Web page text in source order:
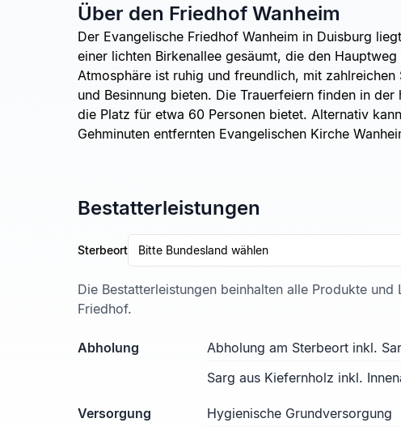
Über den Friedhof Wanheim
Der Evangelische Friedhof Wanheim in Duisburg
einer lichten Birkenallee gesäumt, die den
Atmosphäre ist ruhig und freundlich, mit
und Besinnung bieten. Die Trauerfeiern finden in
die Platz für etwa 60 Personen bietet. Alternativ
Gehminuten entfernten Evangelischen Kirche
Bestatterleistungen
Sterbeort Bitte Bundesland wählen
Die Bestatterleistungen beinhalten alle Produkte
Friedhof.
Abholung
Abholung am Sterbeort inkl.
Sarg aus Kiefernholz inkl.
Versorgung
Hygienische Grundversorgung